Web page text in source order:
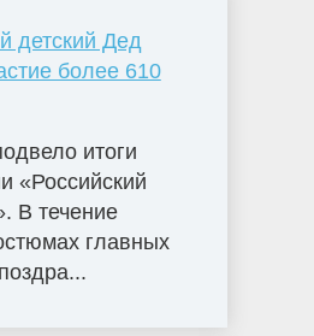
детский Дед
более 610
итоги
«Российский
В течение
главных